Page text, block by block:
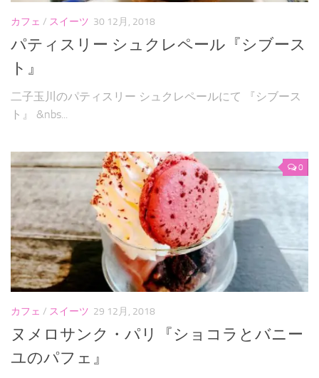
カフェ / スイーツ 30 12月, 2018
パティスリー シュクレペール『シブース
ト』
二子玉川のパティスリー シュクレペールにて 『シブース
ト』 &nbs...
0
カフェ / スイーツ 29 12月, 2018
ヌメロサンク・パリ『ショコラとバニー
ユのパフェ』